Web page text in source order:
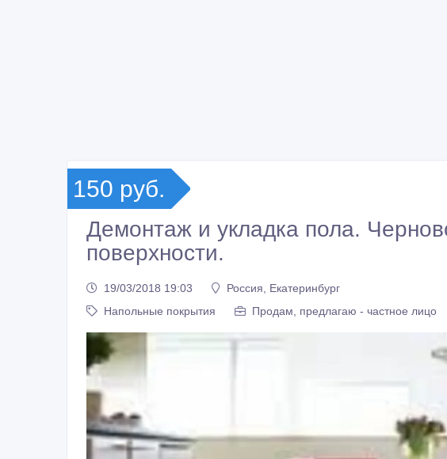
150 руб.
Демонтаж и укладка пола.
поверхности.
19/03/2018 19:03
Россия, Екатеринбург
Напольные покрытия
Продам, предлагаю - частное лицо